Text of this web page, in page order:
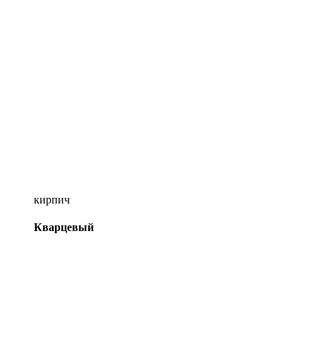
кирпич
Кварцевый